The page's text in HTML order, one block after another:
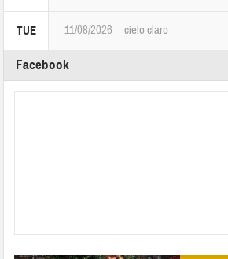
TUE 11/08/2026 cielo claro
Facebook